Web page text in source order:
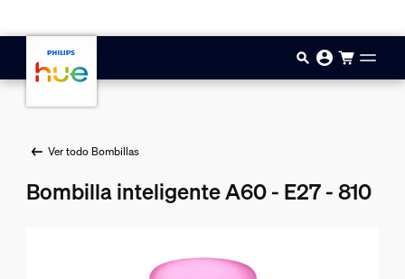
Ver todo Bombillas
Bombilla inteligente A60 - E27 - 810